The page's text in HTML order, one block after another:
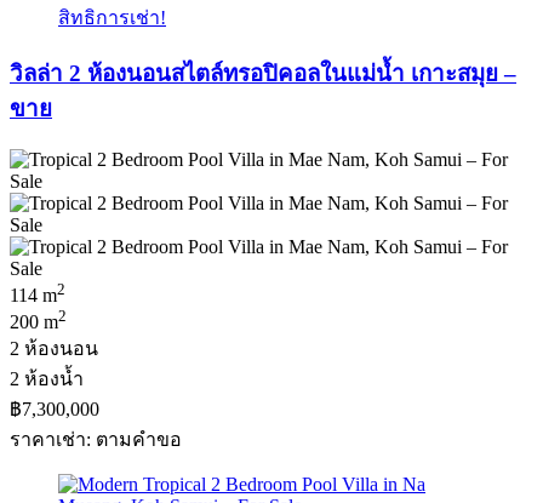
สิทธิการเช่า!
วิลล่า 2 ห้องนอนสไตล์ทรอปิคอลในแม่น้ำ เกาะสมุย –
ขาย
114 m2
200 m2
2 ห้องนอน
2 ห้องน้ำ
฿7,300,000
ราคาเช่า: ตามคําขอ